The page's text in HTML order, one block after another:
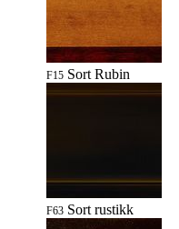
F15 Sort Rubin
F63 Sort rustikk